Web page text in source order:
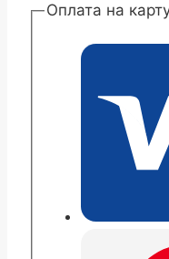
Оплата на